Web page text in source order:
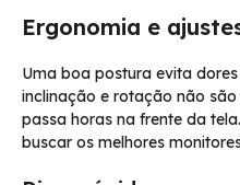
Ergonomia e
Uma boa postura evita
inclinação e rotação não
passa horas na frente da
buscar os melhores